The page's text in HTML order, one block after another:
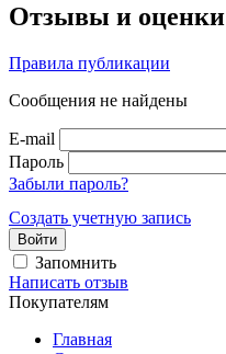
Отзывы и оценки
Правила публикации
Сообщения не найдены
E-mail
Пароль
Забыли пароль?
Создать учетную запись
Войти
Запомнить
Написать отзыв
Покупателям
Главная